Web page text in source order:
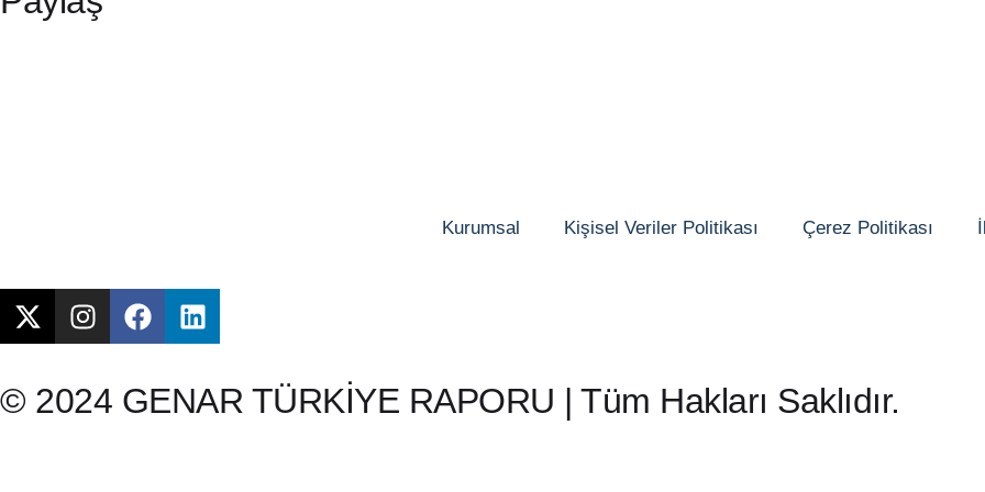
Kurumsal Kişisel Veriler Politikası Çerez Politikası
© 2024 GENAR TÜRKİYE RAPORU | Tüm Hakları Saklıdır.